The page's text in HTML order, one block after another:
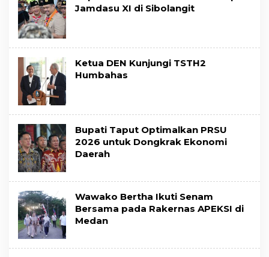
Jamdasu XI di Sibolangit
Ketua DEN Kunjungi TSTH2
Humbahas
Bupati Taput Optimalkan PRSU
2026 untuk Dongkrak Ekonomi
Daerah
Wawako Bertha Ikuti Senam
Bersama pada Rakernas APEKSI di
Medan